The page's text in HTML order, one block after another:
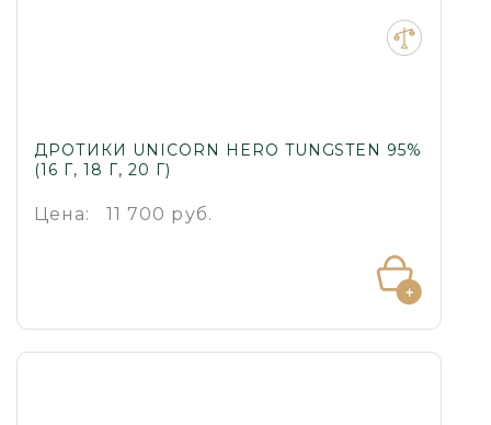
ДРОТИКИ UNICORN HERO TUNGSTEN 95%
(16 Г, 18 Г, 20 Г)
Цена: 11 700 руб.